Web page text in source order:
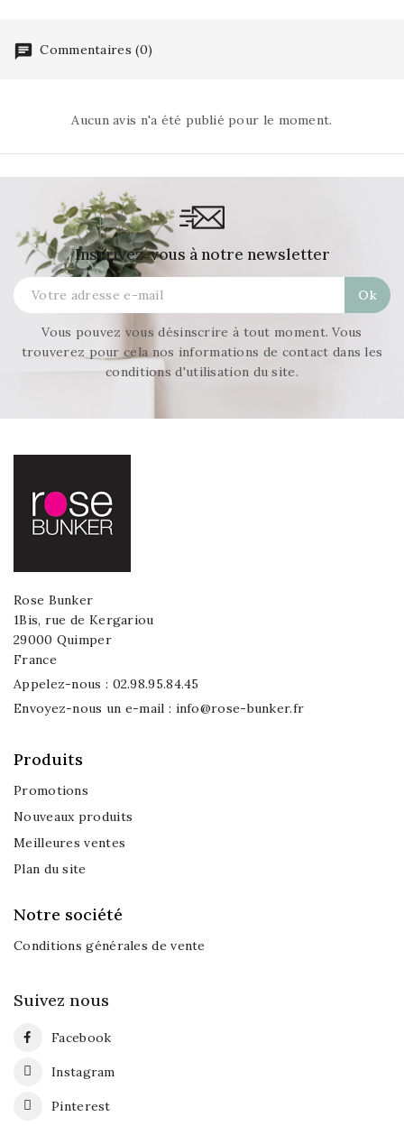
Commentaires (0)
Aucun avis n'a été publié pour le moment.
Inscrivez-vous à notre newsletter
Vous pouvez vous désinscrire à tout moment. Vous
trouverez pour cela nos informations de contact dans les
conditions d'utilisation du site.
Rose Bunker
1Bis, rue de Kergariou
29000 Quimper
France
Appelez-nous : 02.98.95.84.45
Envoyez-nous un e-mail : info@rose-bunker.fr
Produits
Promotions
Nouveaux produits
Meilleures ventes
Plan du site
Notre société
Conditions générales de vente
Suivez nous
Facebook
Instagram
Pinterest